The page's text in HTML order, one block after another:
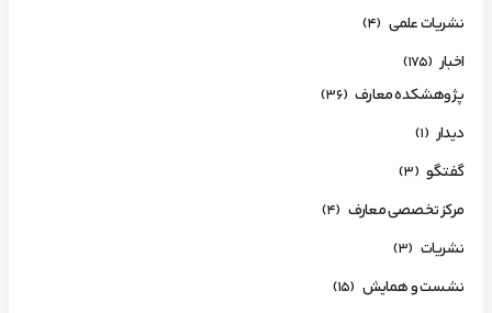
نشریات علمی (4)
اخبار (175)
پژوهشکده معارف (36)
دیدار (1)
گفتگو (3)
مرکز تخصصی معارف (4)
نشریات (3)
نشست و همایش (15)